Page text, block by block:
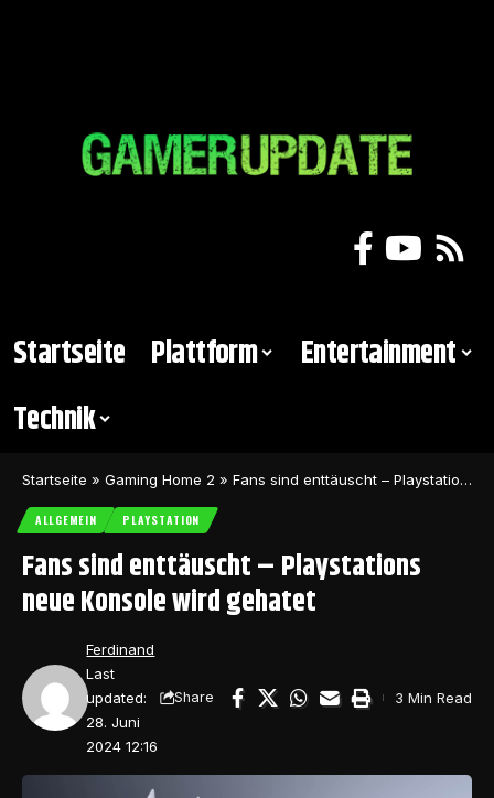
Startseite Plattform
Entertainment
Technik
Startseite » Gaming Home 2 » Fans sind enttäuscht – Playstations neue Konsole wird gehatet
ALLGEMEIN PLAYSTATION
Fans sind enttäuscht – Playstations
neue Konsole wird gehatet
Last
updated:
28. Juni
2024 12:16
Ferdinand
Share 3 Min Read